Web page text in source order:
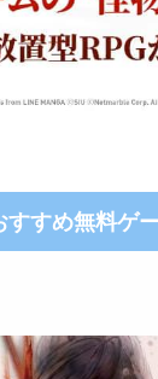
すめ無料ゲ